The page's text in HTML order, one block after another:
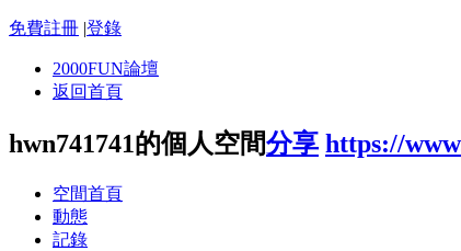
免費註冊 |登錄
2000FUN論壇
返回首頁
hwn741741的個人空間分享 https://
空間首頁
動態
記錄